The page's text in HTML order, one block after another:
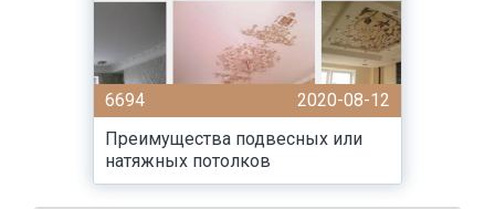
6694
2020-08-12
Преимущества подвесных или
натяжных потолков